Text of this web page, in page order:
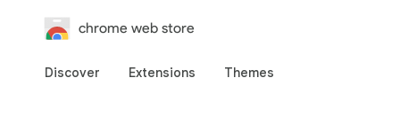
chrome web store
Discover Extensions Themes